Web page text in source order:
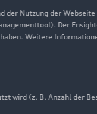
Nutzung der
Der
Weitere
wird (z. B. Anzahl der